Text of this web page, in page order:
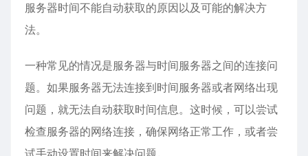
服务器时间不能自动获取的原因以及可能的解决方
法。
一种常见的情况是服务器与时间服务器之间的连接问
题。如果服务器无法连接到时间服务器或者网络出现
问题，就无法自动获取时间信息。这时候，可以尝试
检查服务器的网络连接，确保网络正常工作，或者尝
试手动设置时间来解决问题。